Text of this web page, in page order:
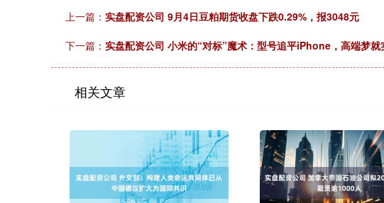
上一篇： 实盘配资公司 9月4日豆粕期货收盘下跌0.29%，报3048元
下一篇： 实盘配资公司 小米的“对标”魔术：型号追平iPhone，高端梦就
相关文章